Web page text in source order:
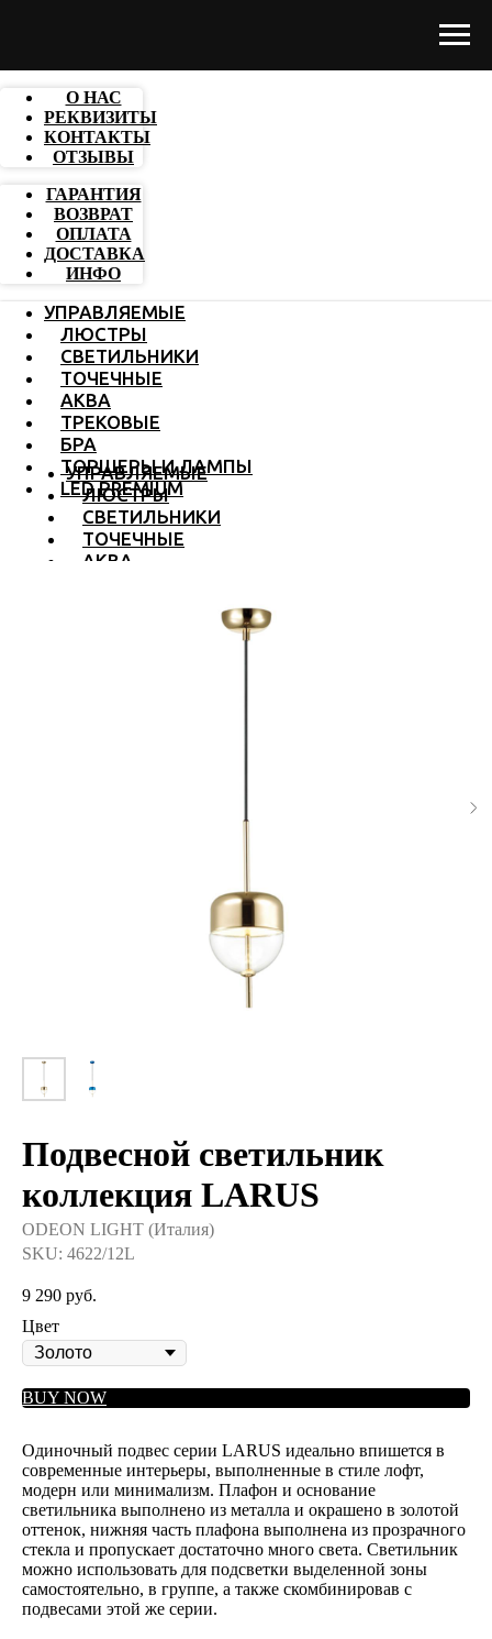
О НАС
РЕКВИЗИТЫ
КОНТАКТЫ
ОТЗЫВЫ
ГАРАНТИЯ
ВОЗВРАТ
ОПЛАТА
ДОСТАВКА
ИНФО
УПРАВЛЯЕМЫЕ
ЛЮСТРЫ
СВЕТИЛЬНИКИ
ТОЧЕЧНЫЕ
АКВА
ТРЕКОВЫЕ
БРА
ТОРШЕРЫ И ЛАМПЫ
LED PREMIUM
УПРАВЛЯЕМЫЕ
ЛЮСТРЫ
СВЕТИЛЬНИКИ
ТОЧЕЧНЫЕ
АКВА
ТОРШЕРЫ И ЛАМПЫ
Подвесной светильник
коллекция LARUS
ODEON LIGHT (Италия)
SKU: 4622/12L
9 290 руб.
Цвет
BUY NOW
Одиночный подвес серии LARUS идеально впишется в
современные интерьеры, выполненные в стиле лофт,
модерн или минимализм. Плафон и основание
светильника выполнено из металла и окрашено в золотой
оттенок, нижняя часть плафона выполнена из прозрачного
стекла и пропускает достаточно много света. Светильник
можно использовать для подсветки выделенной зоны
самостоятельно, в группе, а также скомбинировав с
подвесами этой же серии.